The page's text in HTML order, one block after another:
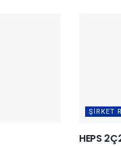
ŞIRKET
HEPS